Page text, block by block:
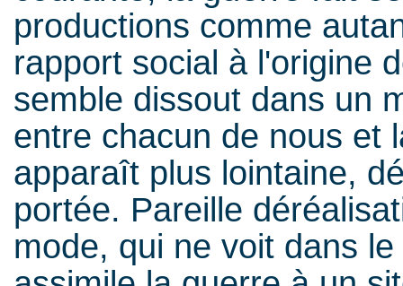
productions comme
rapport social à l'origine
semble dissout dans un
entre chacun de nous et
apparaît plus lointaine,
portée. Pareille
mode, qui ne voit dans